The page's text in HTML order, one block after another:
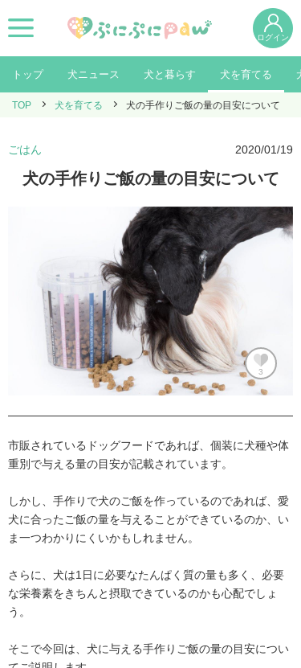
ログイン
トップ 犬ニュース 犬と暮らす 犬を育てる
TOP 犬を育てる 犬の手作りご飯の量の目安について
ごはん 2020/01/19
犬の手作りご飯の量の目安について
3
市販されているドッグフードであれば、個装に犬種や体
重別で与える量の目安が記載されています。
しかし、手作りで犬のご飯を作っているのであれば、愛
犬に合ったご飯の量を与えることができているのか、い
ま一つわかりにくいかもしれません。
さらに、犬は1日に必要なたんぱく質の量も多く、必要
な栄養素をきちんと摂取できているのかも心配でしょ
う。
そこで今回は、犬に与える手作りご飯の量の目安につい